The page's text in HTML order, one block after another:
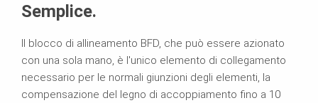
Semplice.
Il blocco di allineamento BFD, che può essere azionato
con una sola mano, è l'unico elemento di collegamento
necessario per le normali giunzioni degli elementi, la
compensazione del legno di accoppiamento fino a 10